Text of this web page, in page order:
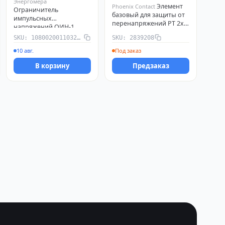
Ограничитель
импульсных
напряжений ОИН-1
Энергомера
SKU: 108002001103265
10 авг.
В корзину
Phoenix Contact Элемент
базовый для защиты от
перенапряжений PT 2х2-
2839208
SKU: 2839208
Под заказ
Предзаказ